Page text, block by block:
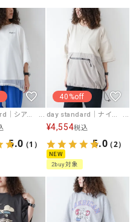
day standard｜シアーレイヤードドロストプルオーバー [[J261110-28]][D]
5.0（1）
40%off
¥4,554税込
5.0（2）
NEW
2buy対象